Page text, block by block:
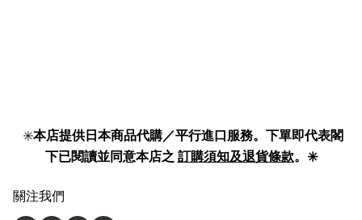
✳️本店提供日本商品代購／平行進口服務。下單即代表閣
下已閱讀並同意本店之 訂購須知及退貨條款。✳️
關注我們